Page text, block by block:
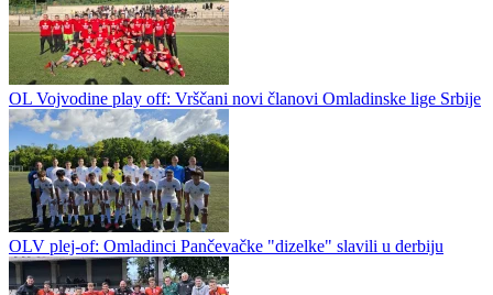
OL Vojvodine play off: Vrščani novi članovi Omladinske lige Srbije
OLV plej-of: Omladinci Pančevačke "dizelke" slavili u derbiju